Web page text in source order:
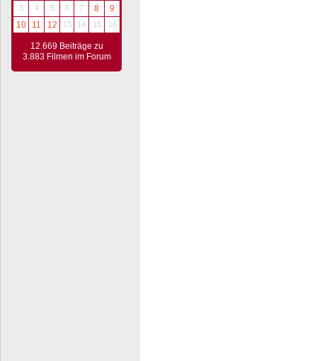
3
4 5 6 7 8
9
10
11 12 13 14 15 16
12.669 Beiträge zu
3.883 Filmen im Forum